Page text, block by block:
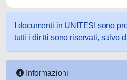
I documenti in UNITESI sono
tutti i diritti sono riservati, salvo
Informazioni